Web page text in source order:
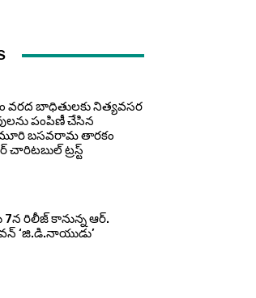
వరద బాధితులకు నిత్యవసర
పంపిణీ చేసిన
బసవరామ తారకం
చారిటబుల్ ట్రస్ట్
7న రిలీజ్ కానున్న ఆర్‌.
‘జి.డి.నాయుడు’